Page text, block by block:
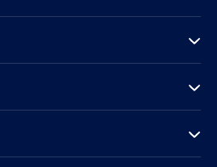
social,
e exame
e Maceió.
concurso
de dois anos a
do resultado final. O